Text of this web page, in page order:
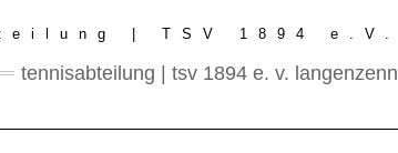
tennisabteilung | tsv 1894 e. v. langenzenn